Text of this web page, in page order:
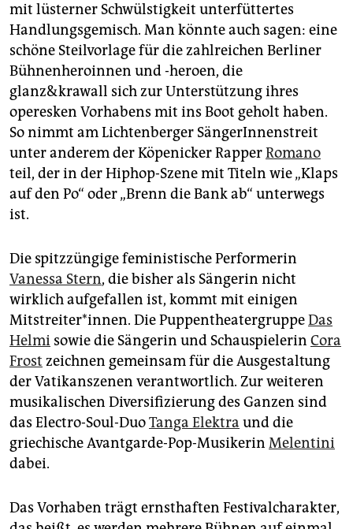
mit lüsterner Schwülstigkeit unterfüttertes
Handlungsgemisch. Man könnte auch sagen: eine
schöne Steilvorlage für die zahlreichen Berliner
Bühnenheroinnen und -heroen, die
glanz&krawall sich zur Unterstützung ihres
operesken Vorhabens mit ins Boot geholt haben.
So nimmt am Lichtenberger SängerInnenstreit
unter anderem der Köpenicker RapperRomano
teil, der in der Hiphop-Szene mit Titeln wie „Klaps
auf den Po“ oder „Brenn die Bank ab“ unterwegs
ist.
Die spitzzüngige feministische Performerin
Vanessa Stern, die bisher als Sängerin nicht
wirklich aufgefallen ist, kommt mit einigen
Mitstreiter*innen. Die PuppentheatergruppeDas
Helmi sowie die Sängerin und Schauspielerin Cora
Frost zeichnen gemeinsam für die Ausgestaltung
der Vatikanszenen verantwortlich. Zur weiteren
musikalischen Diversifizierung des Ganzen sind
das Electro-Soul-DuoTanga Elektra und die
griechische Avantgarde-Pop-Musikerin Melentini
dabei.
Das Vorhaben trägt ernsthaften Festivalcharakter,